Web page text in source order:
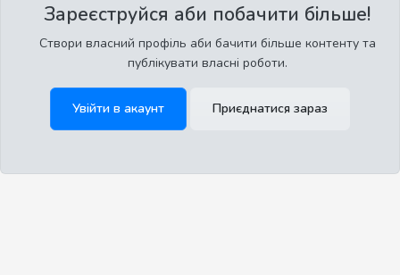
Зареєструйся аби побачити більше!
Створи власний профіль аби бачити більше контенту та
публікувати власні роботи.
Увійти в акаунт Приєднатися зараз